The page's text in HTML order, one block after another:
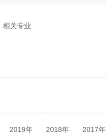
相关专业
2019年 2018年 2017年